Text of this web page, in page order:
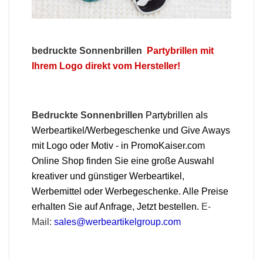
bedruckte Sonnenbrillen Partybrillen mit
Ihrem Logo direkt vom Hersteller!
Bedruckte Sonnenbrillen Partybrillen als
Werbeartikel/Werbegeschenke und Give Aways
mit Logo oder Motiv - in PromoKaiser.com
Online Shop finden Sie eine große Auswahl
kreativer und günstiger Werbeartikel,
Werbemittel oder Werbegeschenke. Alle Preise
erhalten Sie auf Anfrage, Jetzt bestellen. E-
Mail:sales@werbeartikelgroup.com